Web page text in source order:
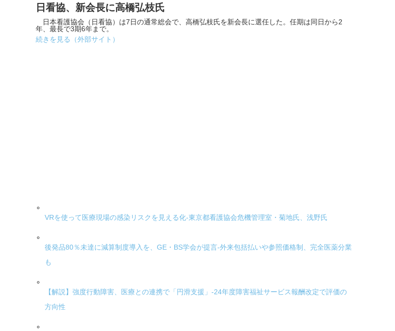
日看協、新会長に高橋弘枝氏
日本看護協会（日看協）は7日の通常総会で、高橋弘枝氏を新会長に選任した。任期は同日から2
年、最長で3期6年まで。
続きを見る（外部サイト）
VRを使って医療現場の感染リスクを見える化-東京都看護協会危機管理室・菊地氏、浅野氏
後発品80％未達に減算制度導入を、GE・BS学会が提言-外来包括払いや参照価格制、完全医薬分業
も
【解説】強度行動障害、医療との連携で「円滑支援」-24年度障害福祉サービス報酬改定で評価の
方向性